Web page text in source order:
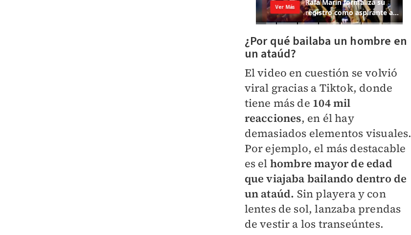
¿Por qué bailaba un hombre en
un ataúd?
El video en cuestión se volvió
viral gracias a Tiktok, donde
tiene más de 104 mil
reacciones, en él hay
demasiados elementos visuales.
Por ejemplo, el más destacable
es el hombre mayor de edad
que viajaba bailando dentro de
un ataúd. Sin playera y con
lentes de sol, lanzaba prendas
de vestir a los transeúntes.